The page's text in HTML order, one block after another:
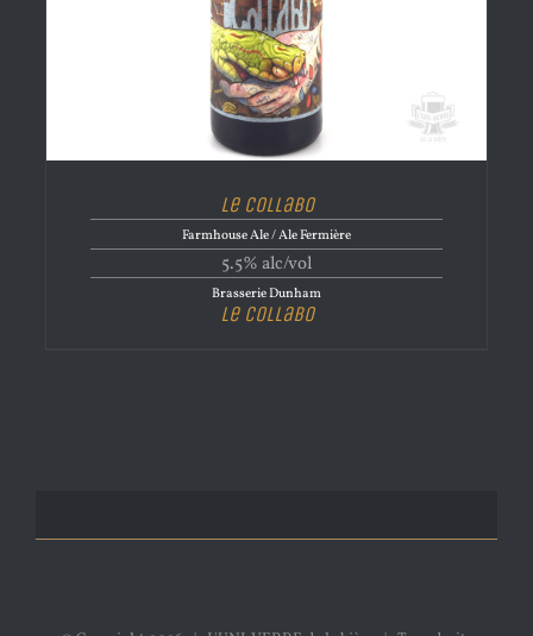
Le Collabo
Farmhouse Ale / Ale Fermière
5.5% alc/vol
Brasserie Dunham
Le Collabo